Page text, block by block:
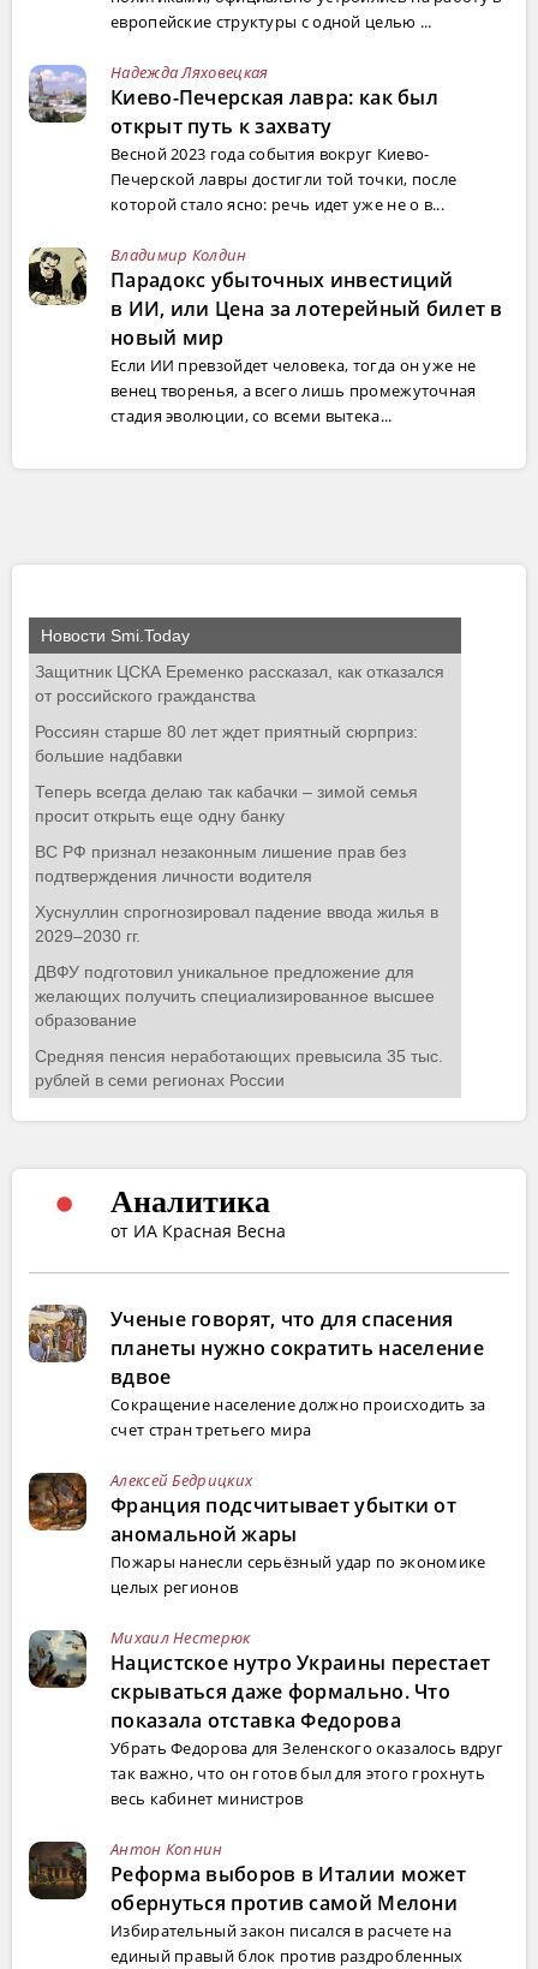
европейские структуры с одной целью ...
Надежда Ляховецкая
Киево-Печерская лавра: как был
открыт путь к захвату
Весной 2023 года события вокруг Киево-
Печерской лавры достигли той точки, после
которой стало ясно: речь идет уже не о в...
Владимир Колдин
Парадокс убыточных инвестиций
в ИИ, или Цена за лотерейный билет в
новый мир
Если ИИ превзойдет человека, тогда он уже не
венец творенья, а всего лишь промежуточная
стадия эволюции, со всеми вытека...
Аналитика
от ИА Красная Весна
Ученые говорят, что для спасения
планеты нужно сократить население
вдвое
Сокращение население должно происходить за
счет стран третьего мира
Алексей Бедрицких
Франция подсчитывает убытки от
аномальной жары
Пожары нанесли серьёзный удар по экономике
целых регионов
Михаил Нестерюк
Нацистское нутро Украины перестает
скрываться даже формально. Что
показала отставка Федорова
Убрать Федорова для Зеленского оказалось вдруг
так важно, что он готов был для этого грохнуть
весь кабинет министров
Антон Копнин
Реформа выборов в Италии может
обернуться против самой Мелони
Избирательный закон писался в расчете на
единый правый блок против раздробленных